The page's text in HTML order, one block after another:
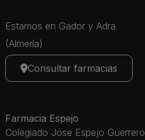
Estamos en Gador y Adra
(Almería)
Consultar farmacias
Farmacia Espejo
Colegiado Jose Espejo Guerrero